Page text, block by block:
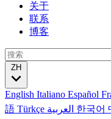
关于
联系
博客
English Italiano Español
語 Türkçe 한국어